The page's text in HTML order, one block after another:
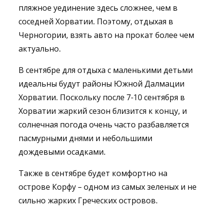
пляжное уединение здесь сложнее, чем в
соседней Хорватии. Поэтому, отдыхая в
Черногории, взять авто на прокат более чем
актуально.
В сентябре для отдыха с маленькими детьми
идеальны будут районы Южной Далмации
Хорватии. Поскольку после 7-10 сентября в
Хорватии жаркий сезон близится к концу, и
солнечная погода очень часто разбавляется
пасмурными днями и небольшими
дождевыми осадками.
Также в сентябре будет комфортно на
острове Корфу – одном из самых зеленых и не
сильно жарких Греческих островов.